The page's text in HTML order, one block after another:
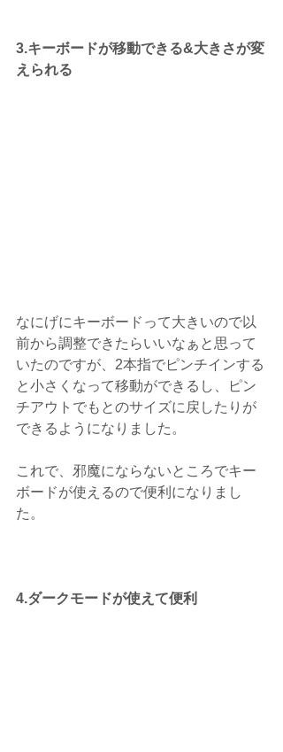
3.キーボードが移動できる&大きさが変
えられる
なにげにキーボードって大きいので以
前から調整できたらいいなぁと思って
いたのですが、2本指でピンチインする
と小さくなって移動ができるし、ピン
チアウトでもとのサイズに戻したりが
できるようになりました。
これで、邪魔にならないところでキー
ボードが使えるので便利になりまし
た。
4.ダークモードが使えて便利